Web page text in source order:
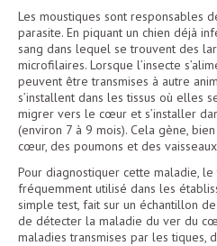
Les moustiques sont responsables
parasite. En piquant un chien déjà
sang dans lequel se trouvent des
microfilaires. Lorsque l’insecte
peuvent être transmises à autre
s’installent dans les tissus où elles
migrer vers le cœur et s’installer
(environ 7 à 9 mois). Cela gène,
cœur, des poumons et des
Pour diagnostiquer cette maladie,
fréquemment utilisé dans les
simple test, fait sur un échantillon
de détecter la maladie du ver du
maladies transmises par les tiques,